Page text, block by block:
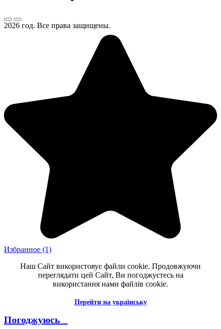
2026 год. Все права защищены.
Избранное (1)
Наш Сайт використовує файли cookie. Продовжуючи
переглядати цей Сайт, Ви погоджуєтесь на
використання нами файлів cookie.
Перейти на українську
Погоджуюсь _